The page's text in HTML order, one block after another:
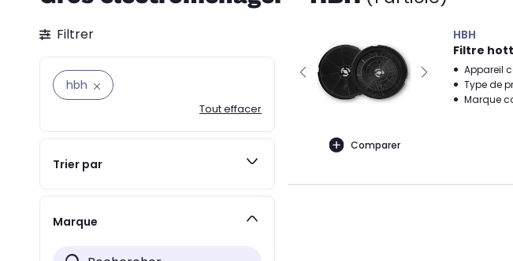
Filtrer
hbh
Tout effacer
Trier par
Marque
Comparer
HBH
Filtre
Appareil
Type de
Marque